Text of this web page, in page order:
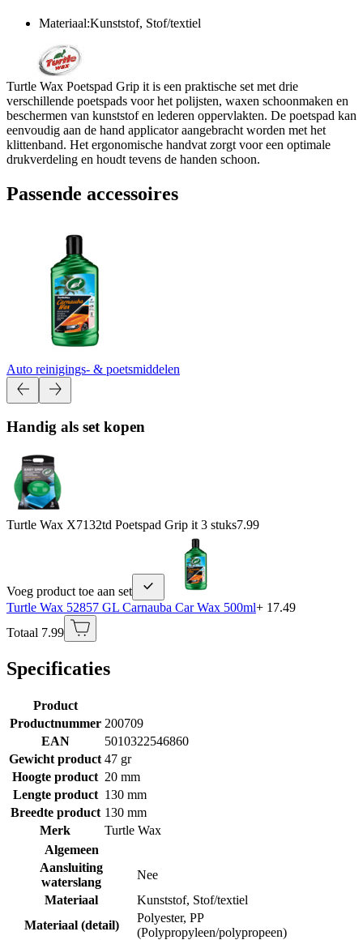
Materiaal:Kunststof, Stof/textiel
Turtle Wax Poetspad Grip it is een praktische set met drie
verschillende poetspads voor het polijsten, waxen schoonmaken en
beschermen van kunststof en lederen oppervlakten. De poetspad kan
eenvoudig aan de hand applicator aangebracht worden met het
klittenband. Het ergonomische handvat zorgt voor een optimale
drukverdeling en houdt tevens de handen schoon.
Passende accessoires
Auto reinigings- & poetsmiddelen
Handig als set kopen
Turtle Wax X7132td Poetspad Grip it 3 stuks7.99
Voeg product toe aan set
Turtle Wax 52857 GL Carnauba Car Wax 500ml+ 17.49
Totaal 7.99
Specificaties
Product
Productnummer 200709
EAN
5010322546860
Gewicht product 47 gr
Hoogte product 20 mm
Lengte product 130 mm
Breedte product 130 mm
Merk
Turtle Wax
Algemeen
Aansluiting
waterslang
Nee
Materiaal
Kunststof, Stof/textiel
Materiaal (detail)
Polyester, PP
(Polypropyleen/polypropeen)